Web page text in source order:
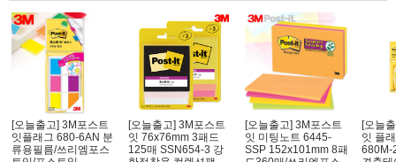
[오늘출고] 3M포스트
잇플래그 680-6AN 분
류용필름/쓰리엠포스
[오늘출고] 3M포스트
잇 76x76mm 3패드
125매 SSN654-3 강
[오늘출고] 3M포스트
잇 미팅노트 6445-
SSP 152x101mm 8패
[오늘
잇 플
680M-